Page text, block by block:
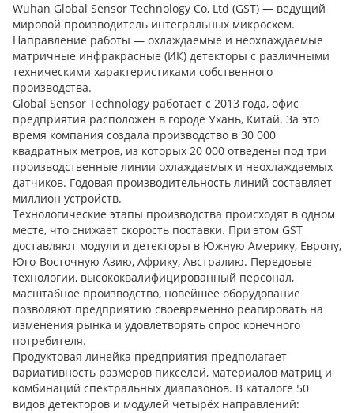
Wuhan Global Sensor Technology Co, Ltd (GST) — ведущий
мировой производитель интегральных микросхем.
Направление работы — охлаждаемые и неохлаждаемые
матричные инфракрасные (ИК) детекторы с различными
техническими характеристиками собственного
производства.
Global Sensor Technology работает с 2013 года, офис
предприятия расположен в городе Ухань, Китай. За это
время компания создала производство в 30 000
квадратных метров, из которых 20 000 отведены под три
производственные линии охлаждаемых и неохлаждаемых
датчиков. Годовая производительность линий составляет
миллион устройств.
Технологические этапы производства происходят в одном
месте, что снижает скорость поставки. При этом GST
доставляют модули и детекторы в Южную Америку, Европу,
Юго-Восточную Азию, Африку, Австралию. Передовые
технологии, высококвалифицированный персонал,
масштабное производство, новейшее оборудование
позволяют предприятию своевременно реагировать на
изменения рынка и удовлетворять спрос конечного
потребителя.
Продуктовая линейка предприятия предполагает
вариативность размеров пикселей, материалов матриц и
комбинаций спектральных диапазонов. В каталоге 50
видов детекторов и модулей четырёх направлений: